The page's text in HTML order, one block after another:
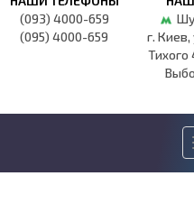
(093) 4000-659
(095) 4000-659
г.
Тихого